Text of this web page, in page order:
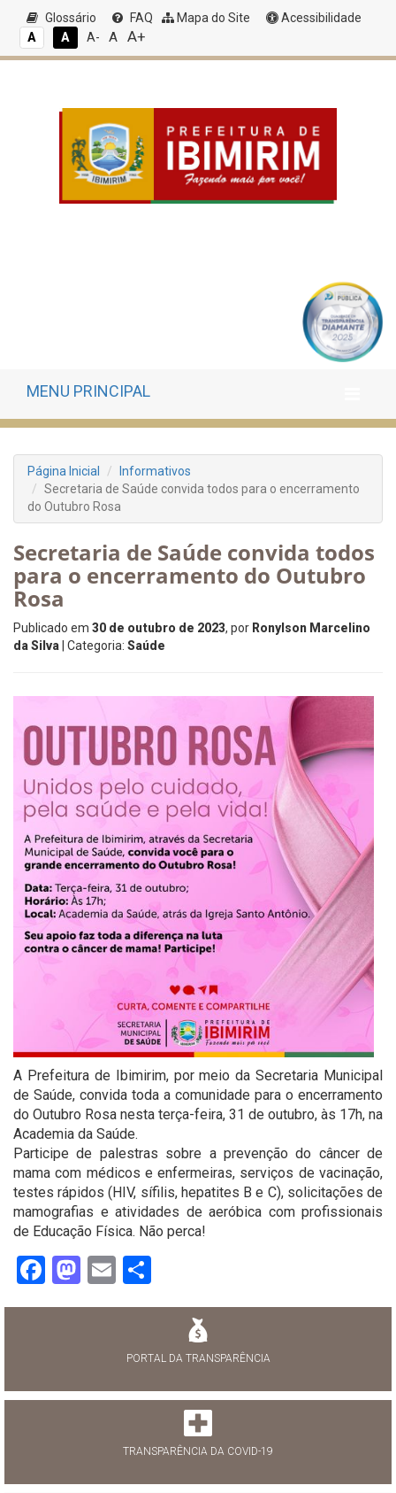
Glossário FAQ Mapa do Site
Acessibilidade
A
A A- A A+
MENU PRINCIPAL
Página Inicial
Informativos
Secretaria de Saúde convida todos para o encerramento
do Outubro Rosa
Secretaria de Saúde convida todos
para o encerramento do Outubro
Rosa
Publicado em 30 de outubro de 2023, por Ronylson Marcelino
da Silva | Categoria: Saúde
A Prefeitura de Ibimirim, por meio da Secretaria Municipal
de Saúde, convida toda a comunidade para o encerramento
do Outubro Rosa nesta terça-feira, 31 de outubro, às 17h, na
Academia da Saúde.
Participe de palestras sobre a prevenção do câncer de
mama com médicos e enfermeiras, serviços de vacinação,
testes rápidos (HIV, sífilis, hepatites B e C), solicitações de
mamografias e atividades de aeróbica com profissionais
de Educação Física. Não perca!
Facebook
Mastodon
Email
PORTAL DA TRANSPARÊNCIA
TRANSPARÊNCIA DA COVID-19